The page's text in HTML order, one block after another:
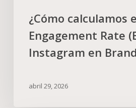
¿Cómo calculamos
Engagement Rate
Instagram en
abril 29, 2026